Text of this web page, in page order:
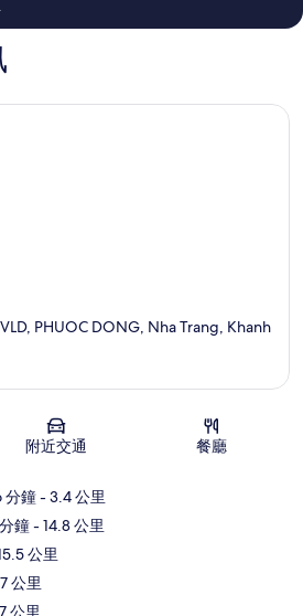
PHUOC DONG, Nha Trang, Khanh
附近交通 餐廳
分鐘- 3.4 公里
鐘- 14.8 公里
公里
公里
公里